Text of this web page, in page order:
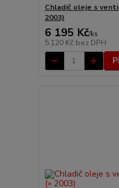
Chladič oleje s
2003)
6 195 Kč/ks
5 120 Kč bez DPH